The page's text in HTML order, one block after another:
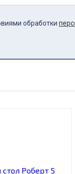
обработки